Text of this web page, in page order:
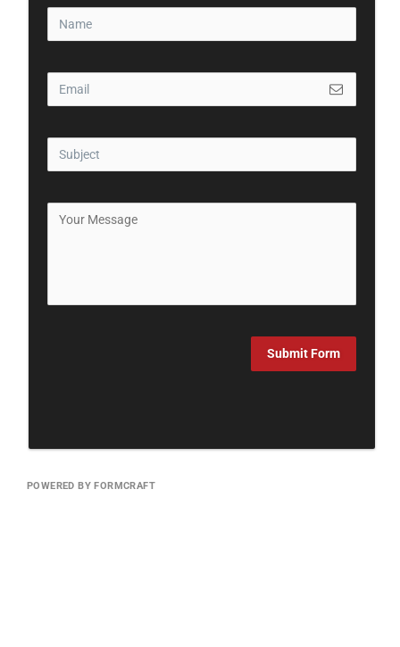
Submit Form
POWERED BY FORMCRAFT